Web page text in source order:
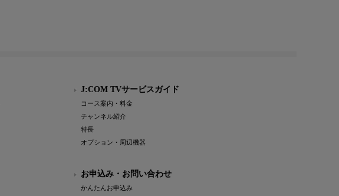
J:COM TVサービスガイド
コース案内・料金
チャンネル紹介
特長
オプション・周辺機器
お申込み・お問い合わせ
かんたんお申込み